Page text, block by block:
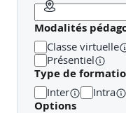
Objectifs
Positionner le
traitement de la
Distinguer les
Modalités
Classe virtuelle
Présentiel
Type de
Inter Intra
Options